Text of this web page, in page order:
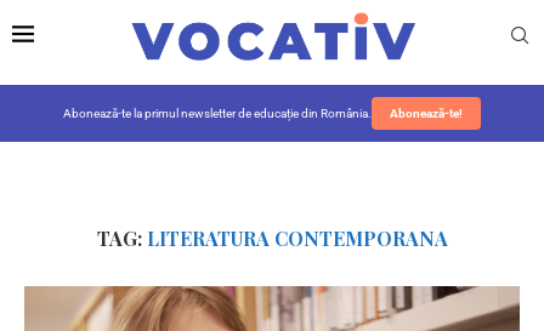
Abonează-te la primul newsletter de educație din România. Abonează-te!
TAG: LITERATURA CONTEMPORANA